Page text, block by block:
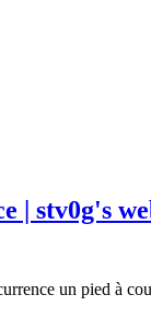
| stv0g's
un pied à